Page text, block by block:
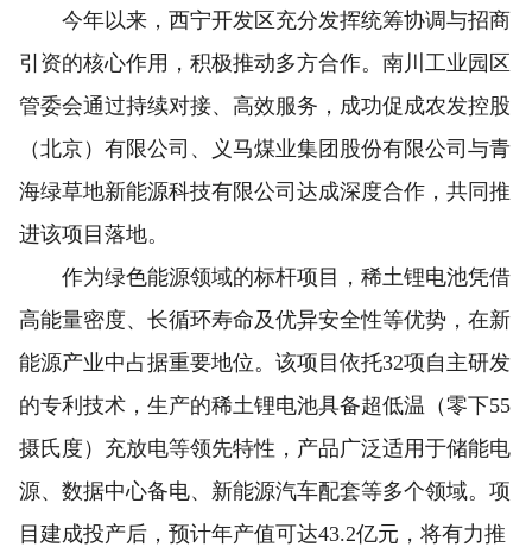
今年以来，西宁开发区充分发挥统筹协调与招商
引资的核心作用，积极推动多方合作。南川工业园区
管委会通过持续对接、高效服务，成功促成农发控股
（北京）有限公司、义马煤业集团股份有限公司与青
海绿草地新能源科技有限公司达成深度合作，共同推
进该项目落地。
作为绿色能源领域的标杆项目，稀土锂电池凭借
高能量密度、长循环寿命及优异安全性等优势，在新
能源产业中占据重要地位。该项目依托32项自主研发
的专利技术，生产的稀土锂电池具备超低温（零下55
摄氏度）充放电等领先特性，产品广泛适用于储能电
源、数据中心备电、新能源汽车配套等多个领域。项
目建成投产后，预计年产值可达43.2亿元，将有力推